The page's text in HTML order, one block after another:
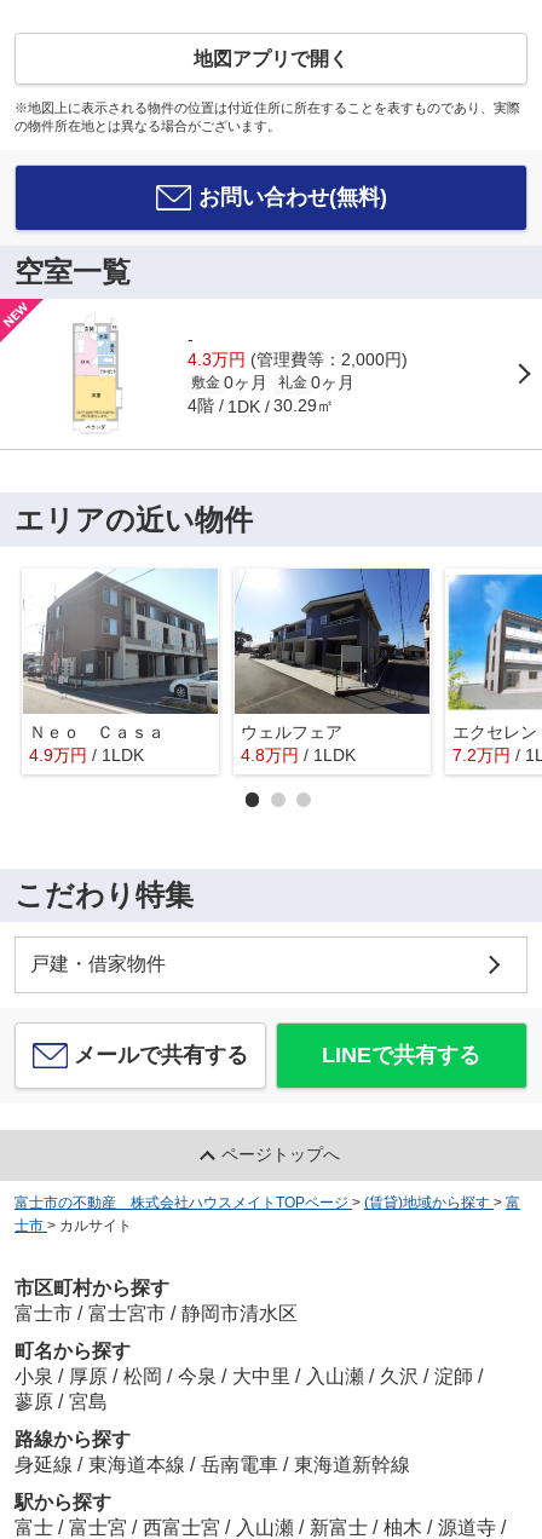
地図アプリで開く
※地図上に表示される物件の位置は付近住所に所在することを表すものであり、実際
の物件所在地とは異なる場合がございます。
お問い合わせ(無料)
空室一覧
-
4.3万円 (管理費等：2,000円)
敷金 0ヶ月 礼金 0ヶ月
4階 1DK 30.29㎡
エリアの近い物件
Ｎｅｏ Ｃａｓａ
4.9万円 / 1LDK
ウェルフェア
4.8万円 / 1LDK
エクセレ
7.2万円 /
こだわり特集
戸建・借家物件
メールで共有する LINEで共有する
ページトップへ
富士市の不動産 株式会社ハウスメイトTOPページ > (賃貸)地域から探す > 富
士市 > カルサイト
市区町村から探す
富士市 / 富士宮市 / 静岡市清水区
町名から探す
小泉 / 厚原 / 松岡 / 今泉 / 大中里 / 入山瀬 / 久沢 / 淀師 /
蓼原 / 宮島
路線から探す
身延線 / 東海道本線 / 岳南電車 / 東海道新幹線
駅から探す
富士 / 富士宮 / 西富士宮 / 入山瀬 / 新富士 / 柚木 / 源道寺 /